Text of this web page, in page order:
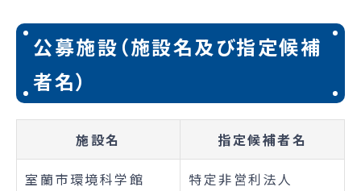
公募施設（施設名及び指定候補
者名）
施設名 指定候補者名
室蘭市環境科学館
特定非営利法人